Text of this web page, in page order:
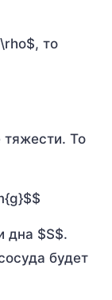
то
тяжести. То
дна $S$.
будет